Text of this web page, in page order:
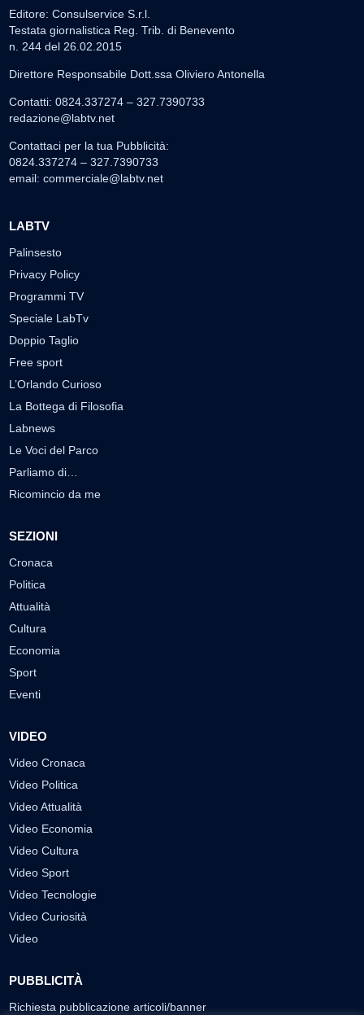
Editore: Consulservice S.r.l.
Testata giornalistica Reg. Trib. di Benevento
n. 244 del 26.02.2015
Direttore Responsabile Dott.ssa Oliviero Antonella
Contatti: 0824.337274 – 327.7390733
redazione@labtv.net
Contattaci per la tua Pubblicità:
0824.337274 – 327.7390733
email: commerciale@labtv.net
LABTV
Palinsesto
Privacy Policy
Programmi TV
Speciale LabTv
Doppio Taglio
Free sport
L’Orlando Curioso
La Bottega di Filosofia
Labnews
Le Voci del Parco
Parliamo di…
Ricomincio da me
SEZIONI
Cronaca
Politica
Attualità
Cultura
Economia
Sport
Eventi
VIDEO
Video Cronaca
Video Politica
Video Attualità
Video Economia
Video Cultura
Video Sport
Video Tecnologie
Video Curiosità
Video
PUBBLICITÀ
Richiesta pubblicazione articoli/banner